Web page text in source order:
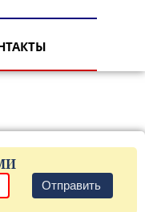
Отправить